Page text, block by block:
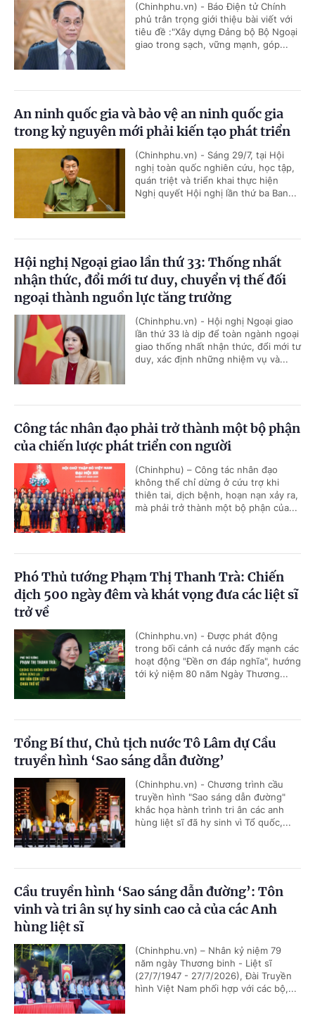
(Chinhphu.vn) - Báo Điện tử Chính
phủ trân trọng giới thiệu bài viết với
tiêu đề :"Xây dựng Đảng bộ Bộ Ngoại
giao trong sạch, vững mạnh, góp...
An ninh quốc gia và bảo vệ an ninh quốc gia
trong kỷ nguyên mới phải kiến tạo phát triển
(Chinhphu.vn) - Sáng 29/7, tại Hội
nghị toàn quốc nghiên cứu, học tập,
quán triệt và triển khai thực hiện
Nghị quyết Hội nghị lần thứ ba Ban...
Hội nghị Ngoại giao lần thứ 33: Thống nhất
nhận thức, đổi mới tư duy, chuyển vị thế đối
ngoại thành nguồn lực tăng trưởng
(Chinhphu.vn) - Hội nghị Ngoại giao
lần thứ 33 là dịp để toàn ngành ngoại
giao thống nhất nhận thức, đổi mới tư
duy, xác định những nhiệm vụ và...
Công tác nhân đạo phải trở thành một bộ phận
của chiến lược phát triển con người
(Chinhphu) – Công tác nhân đạo
không thể chỉ dừng ở cứu trợ khi
thiên tai, dịch bệnh, hoạn nạn xảy ra,
mà phải trở thành một bộ phận của...
Phó Thủ tướng Phạm Thị Thanh Trà: Chiến
dịch 500 ngày đêm và khát vọng đưa các liệt sĩ
trở về
(Chinhphu.vn) - Được phát động
trong bối cảnh cả nước đẩy mạnh các
hoạt động "Đền ơn đáp nghĩa", hướng
tới kỷ niệm 80 năm Ngày Thương...
Tổng Bí thư, Chủ tịch nước Tô Lâm dự Cầu
truyền hình ‘Sao sáng dẫn đường’
(Chinhphu.vn) - Chương trình cầu
truyền hình "Sao sáng dẫn đường"
khắc họa hành trình tri ân các anh
hùng liệt sĩ đã hy sinh vì Tổ quốc,...
Cầu truyền hình ‘Sao sáng dẫn đường’: Tôn
vinh và tri ân sự hy sinh cao cả của các Anh
hùng liệt sĩ
(Chinhphu.vn) – Nhân kỷ niệm 79
năm ngày Thương binh - Liệt sĩ
(27/7/1947 - 27/7/2026), Đài Truyền
hình Việt Nam phối hợp với các bộ,...